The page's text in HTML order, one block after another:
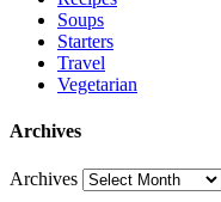
Soups
Starters
Travel
Vegetarian
Archives
Archives